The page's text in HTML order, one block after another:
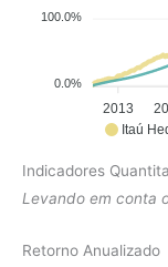
Itaú
100.0%
0.0%
2013
Indicadores
Levando em conta
Retorno Anualizado